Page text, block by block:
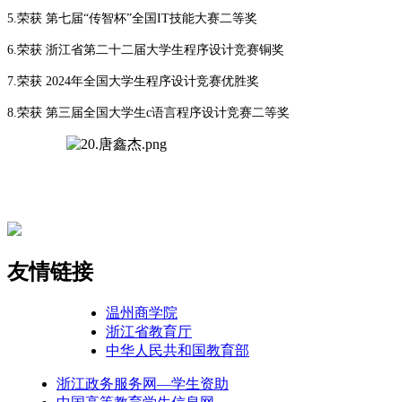
5.荣获 第七届“传智杯”全国IT技能大赛二等奖
6.荣获 浙江省第二十二届大学生程序设计竞赛铜奖
7.荣获 2024年全国大学生程序设计竞赛优胜奖
8.荣获 第三届全国大学生c语言程序设计竞赛二等奖
友情链接
温州商学院
浙江省教育厅
中华人民共和国教育部
浙江政务服务网—学生资助